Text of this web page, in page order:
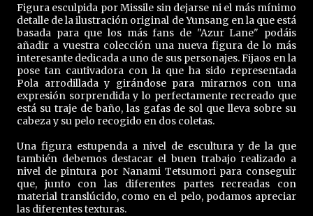
Figura esculpida por Missile sin dejarse ni el más mínimo
detalle de la ilustración original de Yunsang en la que está
basada para que los más fans de "Azur Lane" podáis
añadir a vuestra colección una nueva figura de lo más
interesante dedicada a uno de sus personajes. Fijaos en la
pose tan cautivadora con la que ha sido representada
Pola arrodillada y girándose para mirarnos con una
expresión sorprendida y lo perfectamente recreado que
está su traje de baño, las gafas de sol que lleva sobre su
cabeza y su pelo recogido en dos coletas.
Una figura estupenda a nivel de escultura y de la que
también debemos destacar el buen trabajo realizado a
nivel de pintura por Nanami Tetsumori para conseguir
que, junto con las diferentes partes recreadas con
material translúcido, como en el pelo, podamos apreciar
las diferentes texturas.